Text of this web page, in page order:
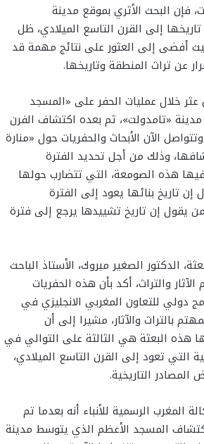
فإن البحث الأثري بموقع مدينة
إلى القرن التاسع الميلادي، ظل
أفضى إلى العثور على نتائج مهمة قد
عن تراث المنطقة وتاريخها.
خلال عمليات الحفر على «المسجد
«تامدولت»، ثم بعده اكتشاف الفرن
الآن الأبحاث والحفريات حول «منارة
وذلك من أجل تحديد الفترة
هذه الصومعة، التي تتضارب حولها
تاريخ بنائها يعود إلى الفترة
من يقول إن تاريخ تشييدها يرجع إلى فترة
الدكتور الصغير مبروك، الأستاذ الباحث
والتراث، أكد بأن هذه الحفريات
دولي للتعاون المغربي الانجليزي في
بالتراث والآثار، مشيرا إلى أن
هذه البعثة هي الثالثة على التوالي في
التي تعود إلى القرن التاسع الميلادي،
المصادر التاريخية.
المغرب الرسمية للأنباء أنه بعدما تم
المسجد الأعظم الذي يتوسط مدينة